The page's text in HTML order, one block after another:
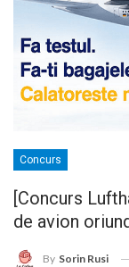
Concurs
[Concurs
de avion
By Sorin Rusi